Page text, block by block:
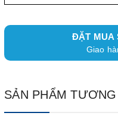
ĐẶT MUA
Giao
SẢN PHẨM